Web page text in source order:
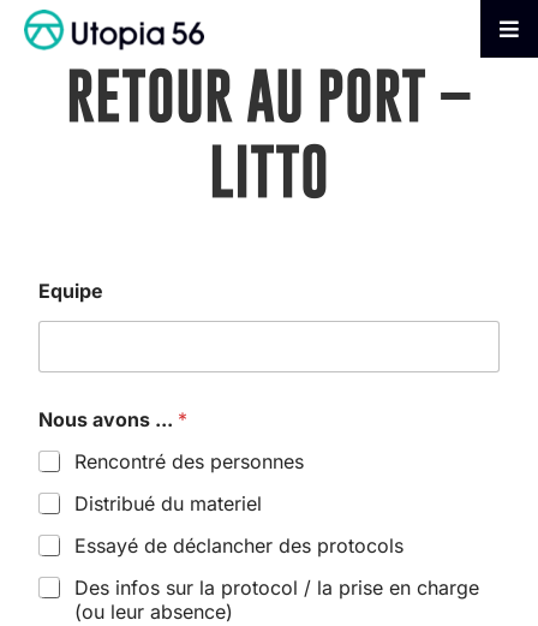
Passer
AGIRRETOUR AU PORT –
LITTO
Equipe
Nous avons ... *
Rencontré des personnes
Distribué du materiel
Essayé de déclancher des protocols
Des infos sur la protocol / la prise en charge
(ou leur absence)